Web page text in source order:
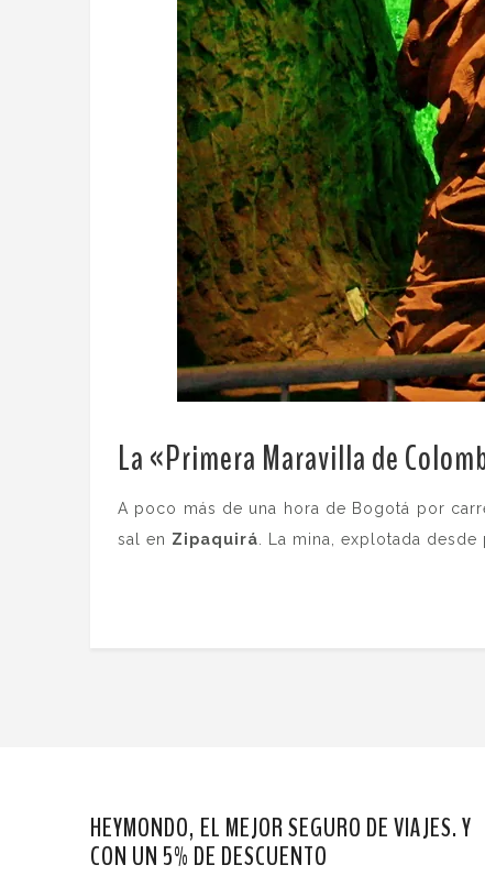
La «Primera Maravilla de
A poco más de una hora de Bogotá por
sal en Zipaquirá . La mina, explotada
HEYMONDO, EL MEJOR SEGURO DE VIAJES. Y
CON UN 5% DE DESCUENTO